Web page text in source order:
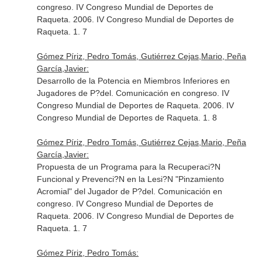
congreso. IV Congreso Mundial de Deportes de
Raqueta. 2006. IV Congreso Mundial de Deportes de
Raqueta. 1. 7
Gómez Píriz, Pedro Tomás, Gutiérrez Cejas,Mario, Peña
García,Javier:
Desarrollo de la Potencia en Miembros Inferiores en
Jugadores de P?del. Comunicación en congreso. IV
Congreso Mundial de Deportes de Raqueta. 2006. IV
Congreso Mundial de Deportes de Raqueta. 1. 8
Gómez Píriz, Pedro Tomás, Gutiérrez Cejas,Mario, Peña
García,Javier:
Propuesta de un Programa para la Recuperaci?N
Funcional y Prevenci?N en la Lesi?N "Pinzamiento
Acromial" del Jugador de P?del. Comunicación en
congreso. IV Congreso Mundial de Deportes de
Raqueta. 2006. IV Congreso Mundial de Deportes de
Raqueta. 1. 7
Gómez Píriz, Pedro Tomás: